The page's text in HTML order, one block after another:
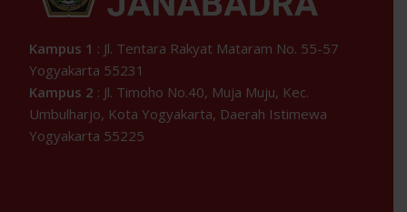
Kampus 1 : Jl. Tentara Rakyat Mataram No. 55-57
Yogyakarta 55231
Kampus 2 : Jl. Timoho No.40, Muja Muju, Kec.
Umbulharjo, Kota Yogyakarta, Daerah Istimewa
Yogyakarta 55225